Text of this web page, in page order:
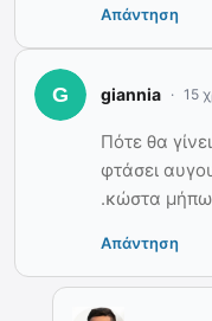
Απάντηση
giannia 15
Πότε θα
φτάσει
.κώστα
Απάντηση